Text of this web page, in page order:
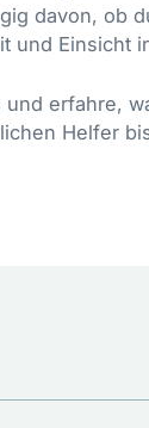
davon, ob
und Einsicht
erfahre,
Helfer